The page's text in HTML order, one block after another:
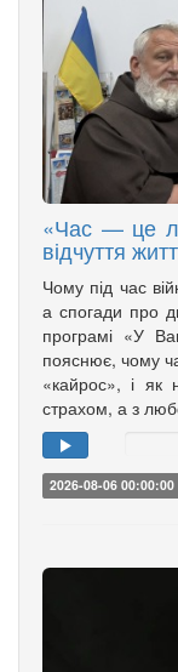
«Час — це
відчуття
Чому під час
а спогади про
програмі «У
пояснює, чому
«кайрос», і як
страхом, а з
2026-08-06 00:00:00